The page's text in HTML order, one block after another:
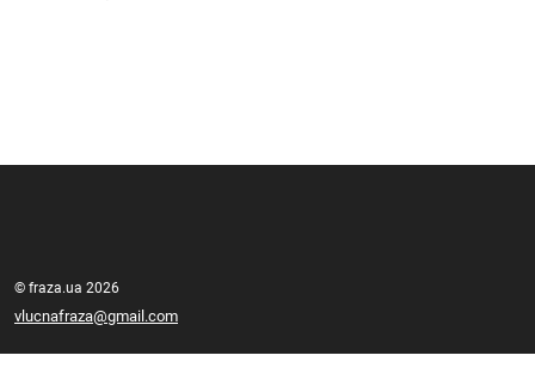
© fraza.ua 2026
vlucnafraza@gmail.com